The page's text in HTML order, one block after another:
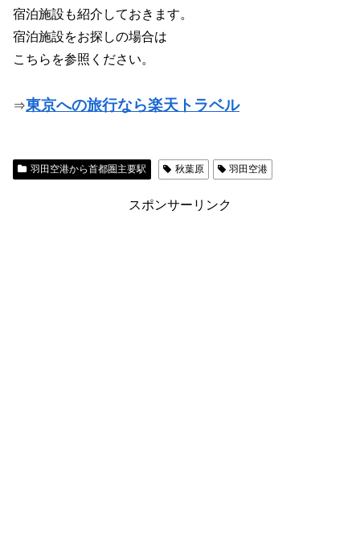
宿泊施設も紹介しておきます。
宿泊施設をお探しの場合は
こちらを参照ください。
⇒東京への旅行なら楽天トラベル
羽田空港から首都圏主要駅 秋葉原 羽田空港
スポンサーリンク